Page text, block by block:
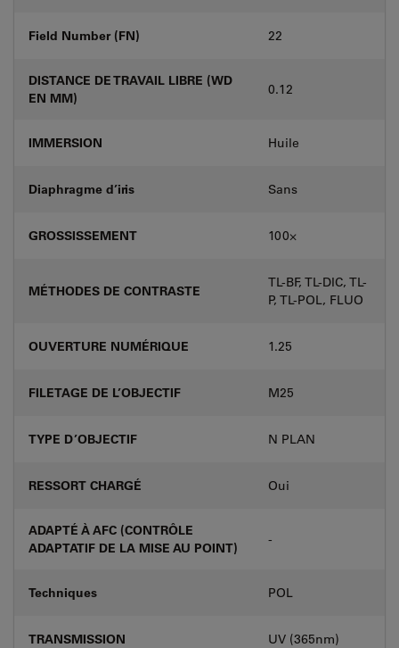
Field Number (FN) 22
DISTANCE DE TRAVAIL LIBRE (WD
EN MM)
0.12
IMMERSION Huile
Diaphragme d’iris Sans
GROSSISSEMENT 100⨉
MÉTHODES DE CONTRASTE
TL-BF, TL-DIC, TL-
P, TL-POL, FLUO
OUVERTURE NUMÉRIQUE 1.25
FILETAGE DE L’OBJECTIF M25
TYPE D’OBJECTIF N PLAN
RESSORT CHARGÉ Oui
ADAPTÉ À AFC (CONTRÔLE
ADAPTATIF DE LA MISE AU POINT)
-
Techniques POL
TRANSMISSION UV (365nm)